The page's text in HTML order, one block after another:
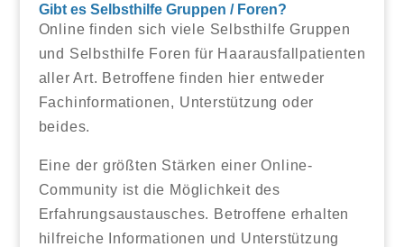
Gibt es Selbsthilfe Gruppen / Foren?
Online finden sich viele Selbsthilfe Gruppen
und Selbsthilfe Foren für Haarausfallpatienten
aller Art. Betroffene finden hier entweder
Fachinformationen, Unterstützung oder
beides.
Eine der größten Stärken einer Online-
Community ist die Möglichkeit des
Erfahrungsaustausches. Betroffene erhalten
hilfreiche Informationen und Unterstützung